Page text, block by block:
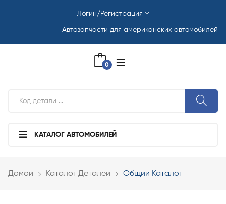
Автозапчасти для американских автомобилей
Логин/Регистрация
0
КАТАЛОГ АВТОМОБИЛЕЙ
Домой Каталог Деталей Общий Каталог